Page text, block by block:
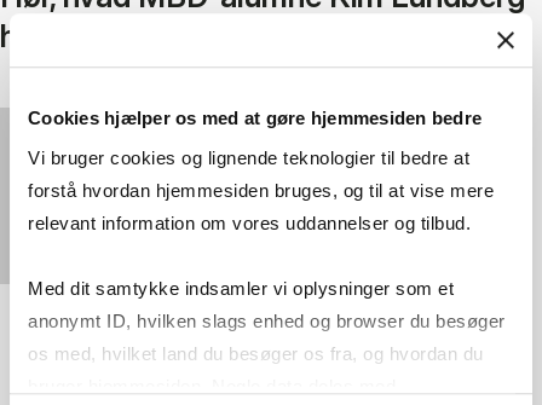
Cookies hjælper os med at gøre hjemmesiden bedre
Vi bruger cookies og lignende teknologier til bedre at
forstå hvordan hjemmesiden bruges, og til at vise mere
relevant information om vores uddannelser og tilbud.
Med dit samtykke indsamler vi oplysninger som et
anonymt ID, hvilken slags enhed og browser du besøger
os med, hvilket land du besøger os fra, og hvordan du
har fået ud af uddannelsen
You mustaccept statistics cookiesto view this
video.